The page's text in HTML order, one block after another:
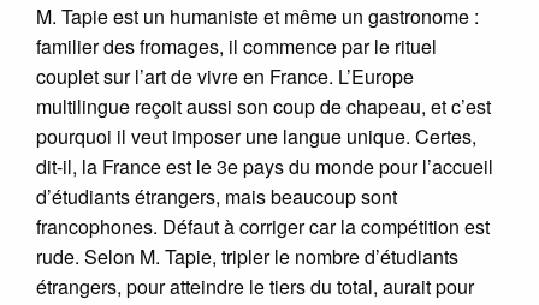
M. Tapie est un humaniste et même un gastronome :
familier des fromages, il commence par le rituel
couplet sur l’art de vivre en France. L’Europe
multilingue reçoit aussi son coup de chapeau, et c’est
pourquoi il veut imposer une langue unique. Certes,
dit-il, la France est le 3e pays du monde pour l’accueil
d’étudiants étrangers, mais beaucoup sont
francophones. Défaut à corriger car la compétition est
rude. Selon M. Tapie, tripler le nombre d’étudiants
étrangers, pour atteindre le tiers du total, aurait pour